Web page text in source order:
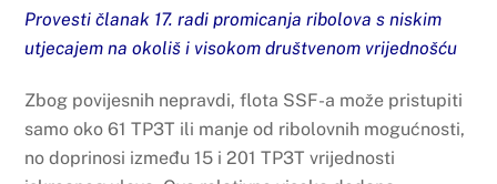
Provesti članak 17. radi promicanja ribolova s niskim
utjecajem na okoliš i visokom društvenom vrijednošću
Zbog povijesnih nepravdi, flota SSF-a može pristupiti
samo oko 61 TP3T ili manje od ribolovnih mogućnosti,
no doprinosi između 15 i 201 TP3T vrijednosti